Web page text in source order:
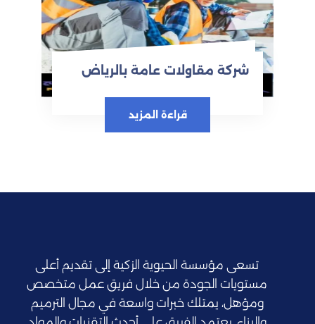
شركة مقاولات عامة بالرياض
قراءة المزيد
تسعى مؤسسة الحيوية الزكية إلى تقديم أعلى
مستويات الجودة من خلال فريق عمل متخصص
ومؤهل، يمتلك خبرات واسعة في مجال الترميم